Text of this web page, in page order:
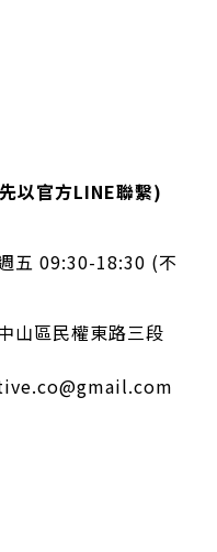
以官方LINE聯繫)
五 09:30-18:30 (不
山區民權東路三段